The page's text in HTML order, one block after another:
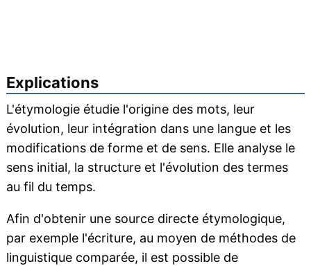
Explications
L'étymologie étudie l'origine des mots, leur
évolution, leur intégration dans une langue et les
modifications de forme et de sens. Elle analyse le
sens initial, la structure et l'évolution des termes
au fil du temps.
Afin d'obtenir une source directe étymologique,
par exemple l'écriture, au moyen de méthodes de
linguistique comparée, il est possible de